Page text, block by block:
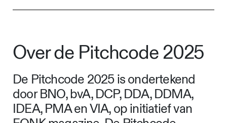
Over de Pitchcode 2025
De Pitchcode 2025 is ondertekend
door BNO, bvA, DCP, DDA, DDMA,
IDEA, PMA en VIA, op initiatief van